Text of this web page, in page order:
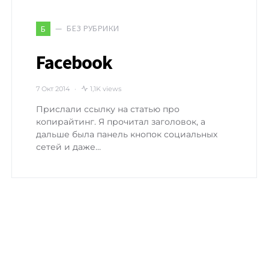
Б БЕЗ РУБРИКИ
Facebook
7 Окт 2014 1,1K views
Прислали ссылку на статью про
копирайтинг. Я прочитал заголовок, а
дальше была панель кнопок социальных
сетей и даже…